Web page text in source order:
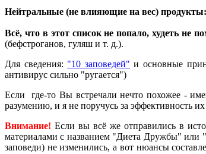
Нейтральные (не влияющие на вес) продукты:
Всё, что в этот список не попало, худеть не
(бефстроганов, гуляш и т. д.).
Для сведения: "10 заповедей" и основные
антивирус сильно "ругается")
Если где-то Вы встречали нечто похожее -
разумению, и я не поручусь за эффективность
Внимание! Если вы всё же отправились в
материалами с названием "Диета Дружбы" или
заповеди) не изменились, а вот нюансы